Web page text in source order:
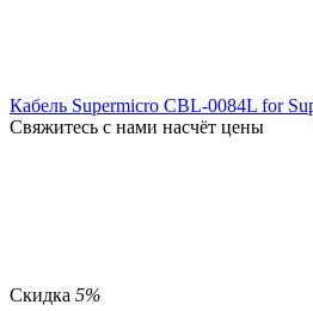
Кабель Supermicro CBL-0084L for
Свяжитесь с нами насчёт цены
Скидка 5%